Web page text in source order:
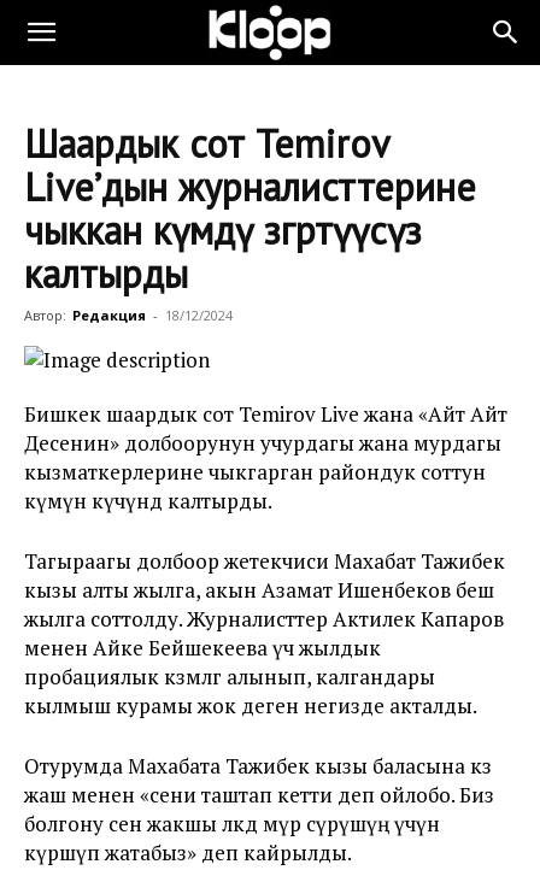
Шаардык сот Temirov
Live’дын журналисттерине
чыккан өкүмдү өзгөртүүсүз
калтырды
Автор: Редакция - 18/12/2024
Бишкек шаардык сот Temirov Live жана «Айт Айт
Десенин» долбоорунун учурдагы жана мурдагы
кызматкерлерине чыкгарган райондук соттун
өкүмүн күчүндө калтырды.
Тагыраагы долбоор жетекчиси Махабат Тажибек
кызы алты жылга, акын Азамат Ишенбеков беш
жылга соттолду. Журналисттер Актилек Капаров
менен Айке Бейшекеева үч жылдык
пробациялык көзөмөлгө алынып, калгандары
кылмыш курамы жок деген негизде акталды.
Отурумда Махабата Тажибек кызы баласына көз
жаш менен «сени таштап кетти деп ойлобо. Биз
болгону сен жакшы өлкөдө өмүр сүрүшүң үчүн
күрөшүп жатабыз» деп кайрылды.